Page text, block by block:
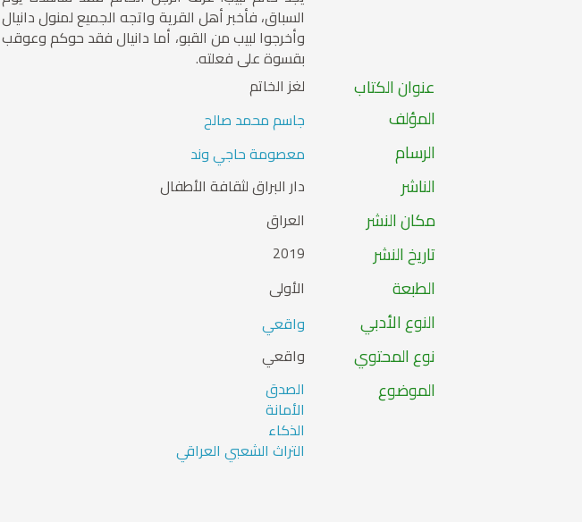
السباق، فأخبر أهل القرية واتجه الجميع لمنول دانيال
وأخرجوا لبيب من القبو، أما دانيال فقد حوكم وعوقب
بقسوة على فعلته.
عنوان الكتاب لغز الخاتم
المؤلف جاسم محمد صالح
الرسام معصومة حاجي وند
الناشر دار البراق لثقافة الأطفال
مكان النشر العراق
تاريخ النشر 2019
الطبعة الأولى
النوع الأدبي واقعي
نوع المحتوي واقعي
الموضوع الصدق
الأمانة
الذكاء
التراث الشعبي العراقي